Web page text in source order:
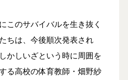
このサバイバルを生き抜く
ちは、今後順次発表され
かしいざという時に周囲を
る高校の体育教師・畑野紗